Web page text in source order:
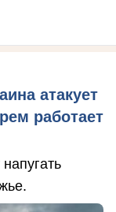
атакует
работает